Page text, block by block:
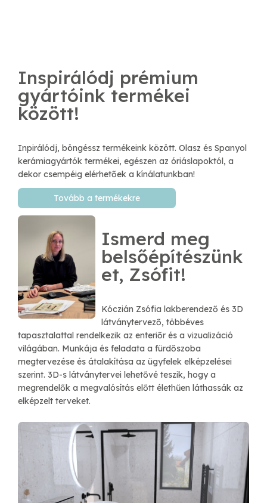
Inspirálódj prémium
gyártóink termékei
között!
Inpirálódj, böngéssz termékeink között. Olasz és Spanyol
kerámiagyártók termékei, egészen az óriáslapoktól, a
dekor csempéig elérhetőek a kínálatunkban!
Tovább a termékekre
Ismerd meg
belsőépítészünk
et, Zsófit!
Kóczián Zsófia lakberendező és 3D
látványtervező, többéves
tapasztalattal rendelkezik az enteriőr és a vizualizáció
világában. Munkája és feladata a fürdőszoba
megtervezése és átalakítása az ügyfelek elképzelései
szerint. 3D-s látványtervei lehetővé teszik, hogy a
megrendelők a megvalósítás előtt élethűen láthassák az
elképzelt terveket.